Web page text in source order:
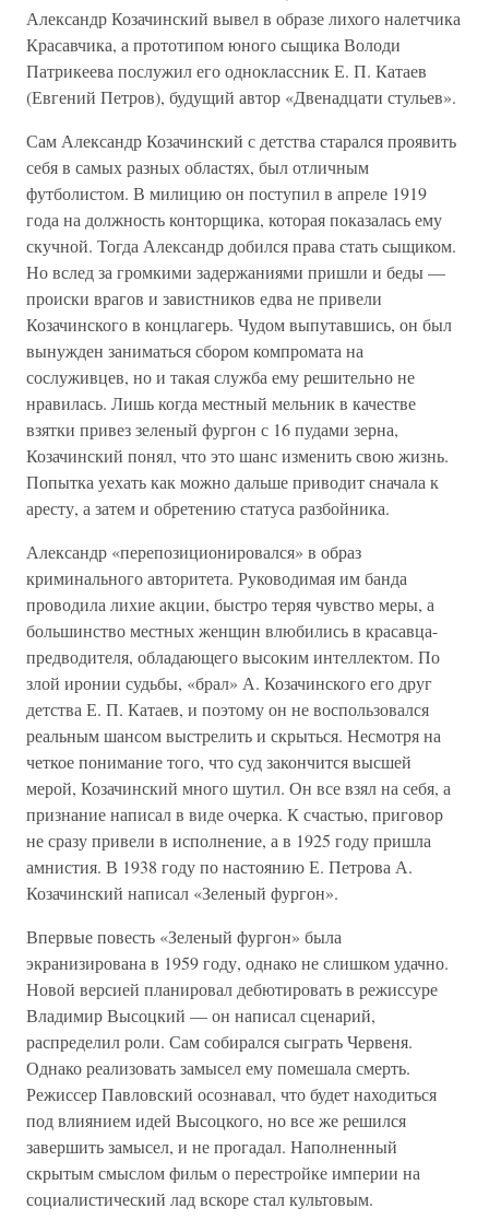
Александр Козачинский вывел в образе лихого налетчика
Красавчика, а прототипом юного сыщика Володи
Патрикеева послужил его одноклассник Е. П. Катаев
(Евгений Петров), будущий автор «Двенадцати стульев».
Сам Александр Козачинский с детства старался проявить
себя в самых разных областях, был отличным
футболистом. В милицию он поступил в апреле 1919
года на должность конторщика, которая показалась ему
скучной. Тогда Александр добился права стать сыщиком.
Но вслед за громкими задержаниями пришли и беды —
происки врагов и завистников едва не привели
Козачинского в концлагерь. Чудом выпутавшись, он был
вынужден заниматься сбором компромата на
сослуживцев, но и такая служба ему решительно не
нравилась. Лишь когда местный мельник в качестве
взятки привез зеленый фургон с 16 пудами зерна,
Козачинский понял, что это шанс изменить свою жизнь.
Попытка уехать как можно дальше приводит сначала к
аресту, а затем и обретению статуса разбойника.
Александр «перепозиционировался» в образ
криминального авторитета. Руководимая им банда
проводила лихие акции, быстро теряя чувство меры, а
большинство местных женщин влюбились в красавца-
предводителя, обладающего высоким интеллектом. По
злой иронии судьбы, «брал» А. Козачинского его друг
детства Е. П. Катаев, и поэтому он не воспользовался
реальным шансом выстрелить и скрыться. Несмотря на
четкое понимание того, что суд закончится высшей
мерой, Козачинский много шутил. Он все взял на себя, а
признание написал в виде очерка. К счастью, приговор
не сразу привели в исполнение, а в 1925 году пришла
амнистия. В 1938 году по настоянию Е. Петрова А.
Козачинский написал «Зеленый фургон».
Впервые повесть «Зеленый фургон» была
экранизирована в 1959 году, однако не слишком удачно.
Новой версией планировал дебютировать в режиссуре
Владимир Высоцкий — он написал сценарий,
распределил роли. Сам собирался сыграть Червеня.
Однако реализовать замысел ему помешала смерть.
Режиссер Павловский осознавал, что будет находиться
под влиянием идей Высоцкого, но все же решился
завершить замысел, и не прогадал. Наполненный
скрытым смыслом фильм о перестройке империи на
социалистический лад вскоре стал культовым.